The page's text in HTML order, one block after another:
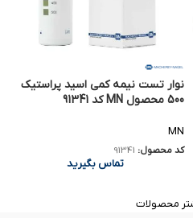
نوار تست نیمه کمی اسید پراستیک
500 محصول MN کد 91341
MN
کد محصول: 91341
تماس بگیرید
محصولات